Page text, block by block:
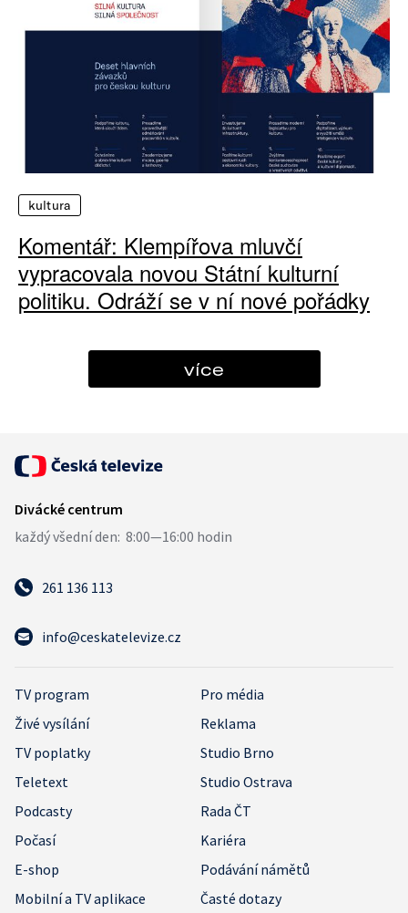
kultura
Komentář: Klempířova mluvčí
vypracovala novou Státní kulturní
politiku. Odráží se v ní nové pořádky
více
261 136 113
info@ceskatelevize.cz
TV program
Pro média
Živé vysílání
Reklama
TV poplatky
Studio Brno
Teletext
Studio Ostrava
Podcasty
Rada ČT
Počasí
Kariéra
E-shop
Podávání námětů
Mobilní a TV aplikace
Časté dotazy